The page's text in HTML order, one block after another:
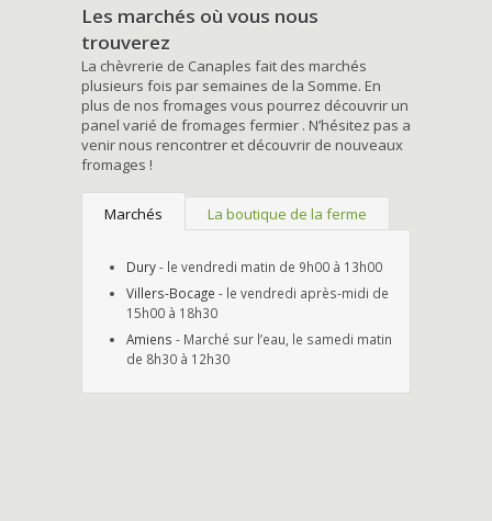
Les marchés où vous nous
trouverez
La chèvrerie de Canaples fait des marchés
plusieurs fois par semaines de la Somme. En
plus de nos fromages vous pourrez découvrir un
panel varié de fromages fermier . N’hésitez pas a
venir nous rencontrer et découvrir de nouveaux
fromages !
Marchés La boutique de la ferme
Dury- le vendredi matin de 9h00 à 13h00
Villers-Bocage - le vendredi après-midi de
15h00 à 18h30
Amiens - Marché sur l’eau, le samedi matin
de 8h30 à 12h30